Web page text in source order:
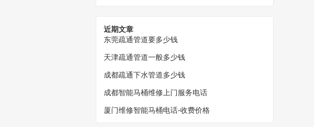
近期文章
东莞疏通管道要多少钱
天津疏通管道一般多少钱
成都疏通下水管道多少钱
成都智能马桶维修上门服务电话
厦门维修智能马桶电话-收费价格